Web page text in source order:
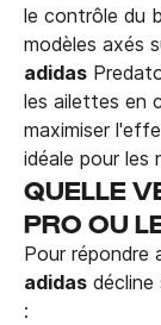
le contrôle du
modèles axés
adidas
les ailettes en
maximiser
idéale pour les
QUELLE
PRO OU
Pour répondre
adidas décline
: